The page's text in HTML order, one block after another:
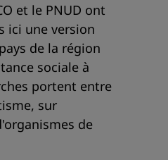
et le PNUD ont
ici une version
de la région
sociale à
portent entre
sur
de